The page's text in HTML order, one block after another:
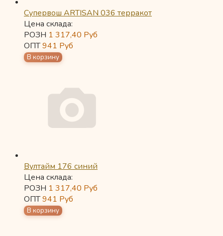
Супервош ARTISAN 036 терракот
Цена склада:
РОЗН 1 317,40 Руб
ОПТ941 Руб
Вултайм 176 синий
Цена склада:
РОЗН 1 317,40 Руб
ОПТ941 Руб